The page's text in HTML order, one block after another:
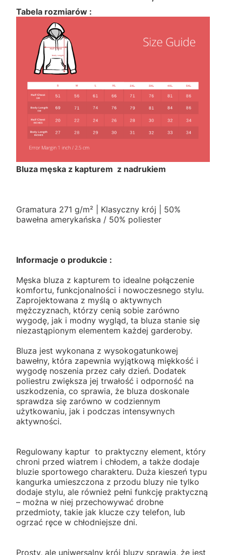
Tabela rozmiarów :
Bluza męska z kapturem z nadrukiem
Gramatura 271 g/m² | Klasyczny krój | 50%
bawełna amerykańska / 50% poliester
Informacje o produkcie :
Męska bluza z kapturem to idealne połączenie
komfortu, funkcjonalności i nowoczesnego stylu.
Zaprojektowana z myślą o aktywnych
mężczyznach, którzy cenią sobie zarówno
wygodę, jak i modny wygląd, ta bluza stanie się
niezastąpionym elementem każdej garderoby.
Bluza jest wykonana z wysokogatunkowej
bawełny, która zapewnia wyjątkową miękkość i
wygodę noszenia przez cały dzień. Dodatek
poliestru zwiększa jej trwałość i odporność na
uszkodzenia, co sprawia, że bluza doskonale
sprawdza się zarówno w codziennym
użytkowaniu, jak i podczas intensywnych
aktywności.
Regulowany kaptur to praktyczny element, który
chroni przed wiatrem i chłodem, a także dodaje
bluzie sportowego charakteru. Duża kieszeń typu
kangurka umieszczona z przodu bluzy nie tylko
dodaje stylu, ale również pełni funkcję praktyczną
– można w niej przechowywać drobne
przedmioty, takie jak klucze czy telefon, lub
ogrzać ręce w chłodniejsze dni.
Prosty, ale uniwersalny krój bluzy sprawia, że jest